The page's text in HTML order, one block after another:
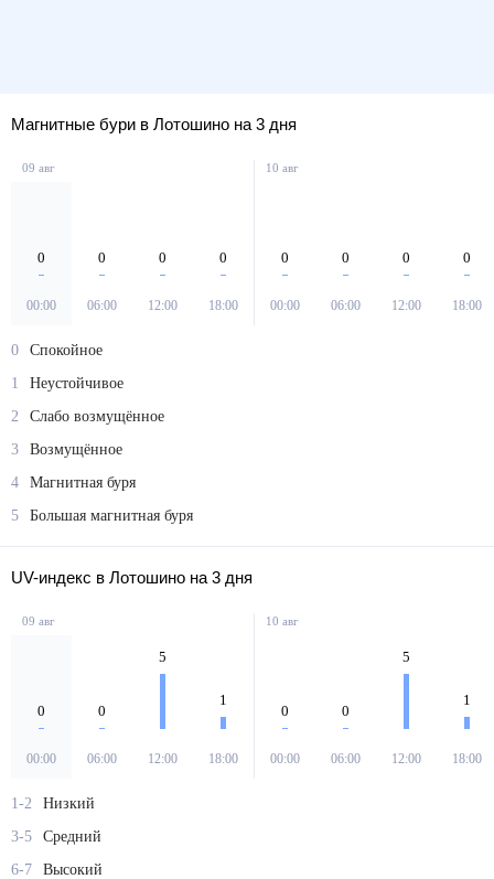
Магнитные бури в Лотошино на 3 дня
09 авг
0
00:00
0
06:00
0
12:00
0
18:00
10 авг
0
00:00
0
06:00
0
12:00
0
18:00
0
Спокойное
1
Неустойчивое
2
Слабо возмущённое
3
Возмущённое
4
Магнитная буря
5
Большая магнитная буря
UV-индекс в Лотошино на 3 дня
09 авг
0
00:00
0
06:00
5
12:00
1
18:00
10 авг
0
00:00
0
06:00
5
12:00
1
18:00
1-2
Низкий
3-5
Средний
6-7
Высокий